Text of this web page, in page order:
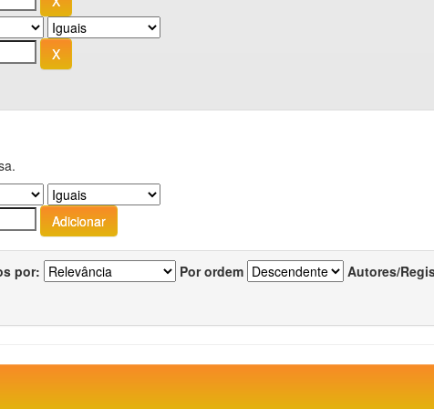
por: Por ordem Autores/